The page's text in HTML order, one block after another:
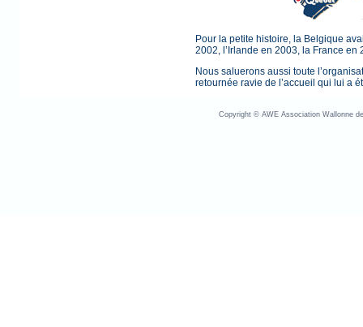
Pour la petite histoire, la Belgique
2002, l’Irlande en 2003, la France en
Nous saluerons aussi toute
retournée ravie de l’accueil qui lui a
Copyright © AWE Association Wallonne